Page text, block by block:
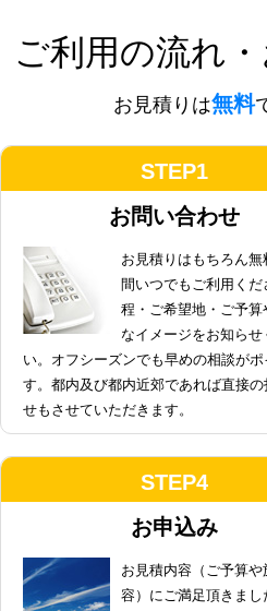
ご利用の流れ
お見積りは無料
STEP1
お問い合わせ
お見積りはもちろん無
間いつでもご利用くだ
程・ご希望地・ご予算
なイメージをお知らせ
い。オフシーズンでも早めの相談が
す。都内及び都内近郊であれば直接
せもさせていただきます。
STEP4
お申込み
お見積内容（ご予算や
容）にご満足頂きまし